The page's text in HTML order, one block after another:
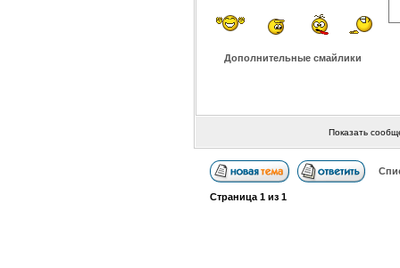
Дополнительные смайлики
Показать
Страница 1из 1